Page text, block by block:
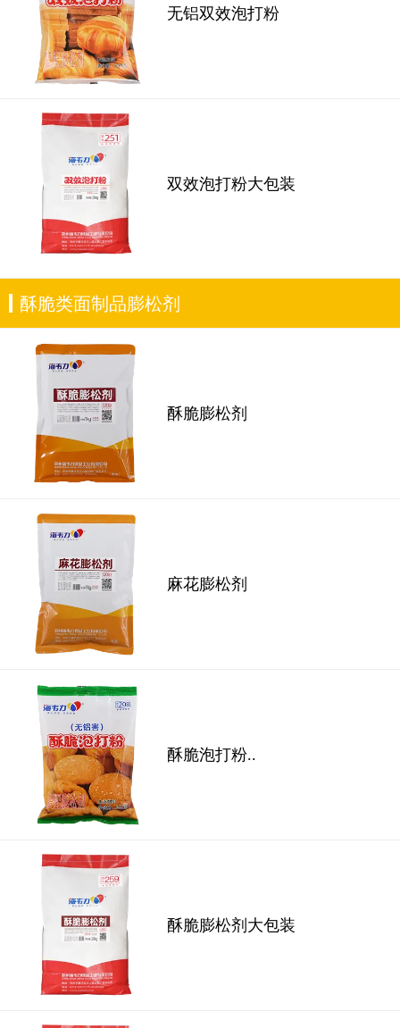
无铝双效泡打粉
双效泡打粉大包装
酥脆类面制品膨松剂
酥脆膨松剂
麻花膨松剂
酥脆泡打粉..
酥脆膨松剂大包装